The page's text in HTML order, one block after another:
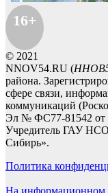
16+
© 2021
NNOV54.RU (
района.
сфере связи,
коммуникаций
Эл № ФС77-81542 от
Учредитель ГАУ НСО
Сибирь».
Политика